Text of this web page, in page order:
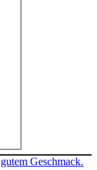
Geschmack.